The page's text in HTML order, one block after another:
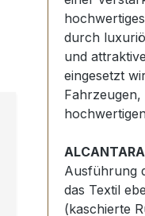
durch
und
eingesetzt
Ausführung
das Textil
(kaschierte